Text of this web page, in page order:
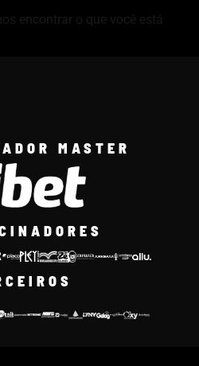
encontrar o que você está
MASTER